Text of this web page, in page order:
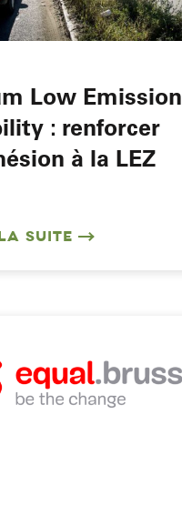
Low Emission
: renforcer
à la LEZ
SUITE